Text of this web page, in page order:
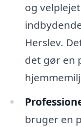
og
Herslev.
det gør en
bruger en